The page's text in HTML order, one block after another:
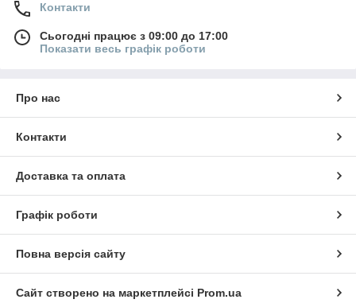
Контакти
Сьогодні працює з 09:00 до 17:00
Показати весь графік роботи
Про нас
Контакти
Доставка та оплата
Графік роботи
Повна версія сайту
Сайт створено на маркетплейсі Prom.ua